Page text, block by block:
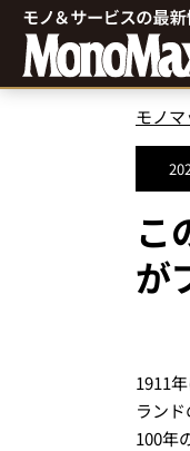
モノマ
こ
が
1911
ランド
100年